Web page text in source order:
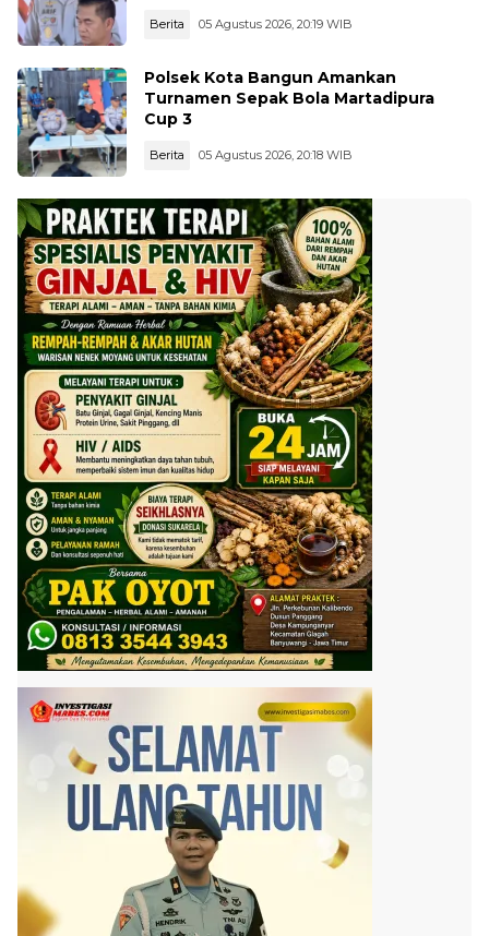
Berita 05 Agustus 2026, 20:19 WIB
Polsek Kota Bangun Amankan
Turnamen Sepak Bola Martadipura
Cup 3
Berita 05 Agustus 2026, 20:18 WIB